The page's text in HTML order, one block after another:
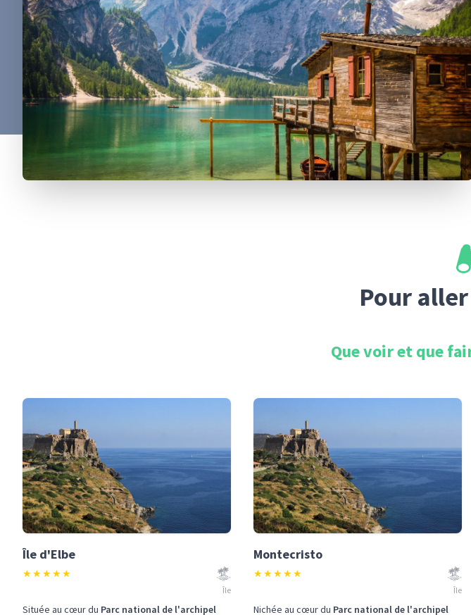
Pour
Que voir et que
Île d'Elbe
★★★★★
Île
Située au cœur du Parc national de l'archipel
Montecristo
★★★★★
Île
Nichée au cœur du Parc national de l'archipel